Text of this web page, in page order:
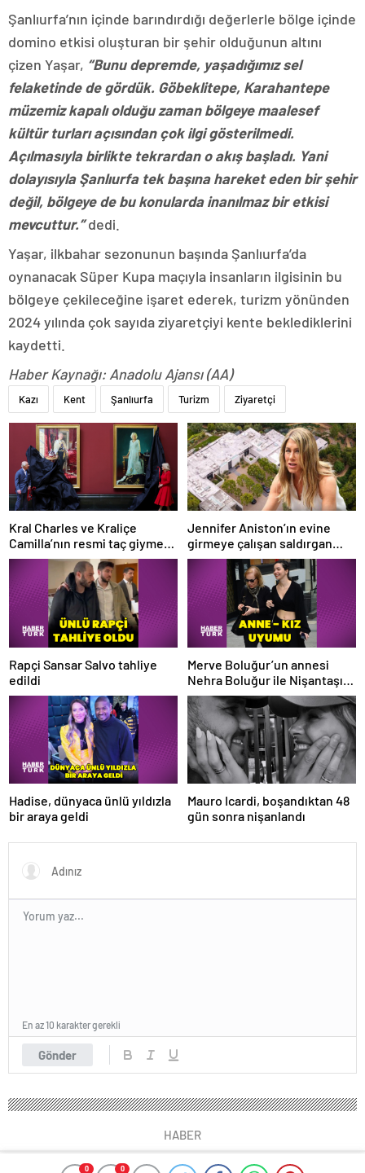
0 0
Şanlıurfa’nın içinde barındırdığı değerlerle bölge içinde
domino etkisi oluşturan bir şehir olduğunun altını
çizen Yaşar, “Bunu depremde, yaşadığımız sel
felaketinde de gördük. Göbeklitepe, Karahantepe
müzemiz kapalı olduğu zaman bölgeye maalesef
kültür turları açısından çok ilgi gösterilmedi.
Açılmasıyla birlikte tekrardan o akış başladı. Yani
dolayısıyla Şanlıurfa tek başına hareket eden bir şehir
değil, bölgeye de bu konularda inanılmaz bir etkisi
mevcuttur.”dedi.
Yaşar, ilkbahar sezonunun başında Şanlıurfa’da
oynanacak Süper Kupa maçıyla insanların ilgisinin bu
bölgeye çekileceğine işaret ederek, turizm yönünden
2024 yılında çok sayıda ziyaretçiyi kente beklediklerini
kaydetti.
Haber Kaynağı: Anadolu Ajansı (AA)
Kazı Kent Şanlıurfa Turizm Ziyaretçi
Kral Charles ve Kraliçe
Camilla’nın resmi taç giyme
töreni portreleri tanıtıldı
Jennifer Aniston’ın evine
girmeye çalışan saldırgan
soruşturuluyor: Takıntılı
hayran şüphesi
Rapçi Sansar Salvo tahliye
edildi
Merve Boluğur’un annesi
Nehra Boluğur ile Nişantaşı
uyumu
Hadise, dünyaca ünlü yıldızla
bir araya geldi
Mauro Icardi, boşandıktan 48
gün sonra nişanlandı
Gönder
En az 10 karakter gerekli
HABER